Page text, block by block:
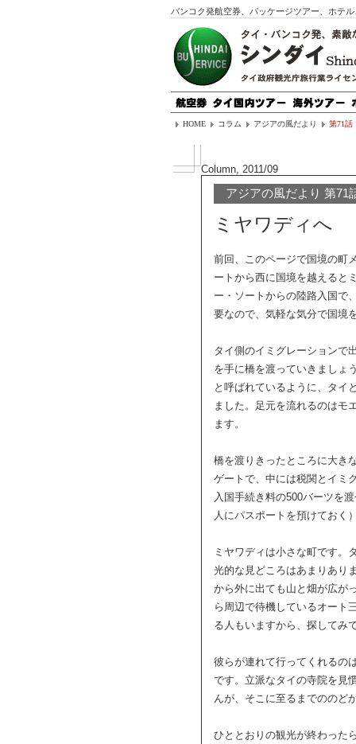
バンコク発航空券、パッケージツアー、ホテ
HOME コラム アジアの風だより 第71話
Column, 2011/09
アジアの風だより 第71
ミヤワディへ
前回、このページで国境の町
ートから西に国境を越えると
ー・ソートからの陸路入国で
要なので、気軽な気分で国境
タイ側のイミグレーションで
を手に橋を渡っていきましょ
と呼ばれているように、タイ
ました。足元を流れるのはモ
ます。
橋を渡りきったところに大き
ゲートで、中には税関とイミ
入国手続き料の500バーツを
人にパスポートを預けておく
ミヤワディは小さな町です。
光的な見どころはあまりあり
から外に出ても山と畑が広が
ら周辺で待機しているオート
る人もいますから、探してみ
彼らが連れて行ってくれるの
です。立派なタイの寺院を見
んが、そこに至るまでののど
ひととおりの観光が終わった